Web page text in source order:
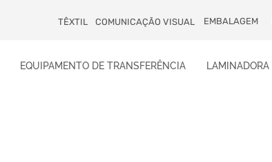
TÊXTIL COMUNICAÇÃO VISUAL EMBALAGEM
EQUIPAMENTO DE TRANSFERÊNCIA LAMINADORA